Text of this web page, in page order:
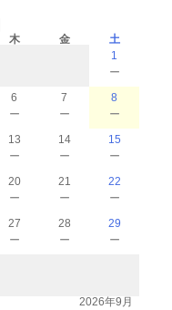
木 金
土
1
－
6
－
7
－
8
－
13
－
14
－
15
－
20
－
21
－
22
－
27
－
28
－
29
－
2026年9月